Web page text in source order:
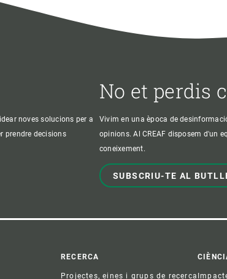
noves solucions per a
prendre decisions
No et perdis
Vivim en una època de
opinions. Al CREAF disposem d'un
coneixement.
SUBSCRIU-TE AL
RECERCA
Projectes, eines i grups de recerca